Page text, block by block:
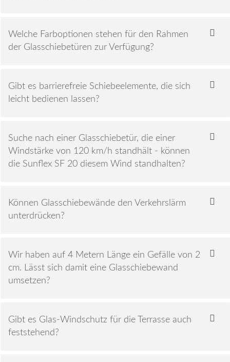
Welche Farboptionen stehen für den Rahmen
der Glasschiebetüren zur Verfügung?
Gibt es barrierefreie Schiebeelemente, die sich
leicht bedienen lassen?
Suche nach einer Glasschiebetür, die einer
Windstärke von 120 km/h standhält - können
die Sunflex SF 20 diesem Wind standhalten?
Können Glasschiebewände den Verkehrslärm
unterdrücken?
Wir haben auf 4 Metern Länge ein Gefälle von 2
cm. Lässt sich damit eine Glasschiebewand
umsetzen?
Gibt es Glas-Windschutz für die Terrasse auch
feststehend?